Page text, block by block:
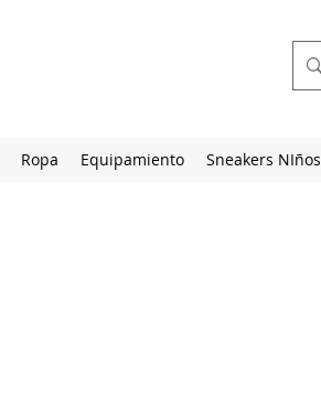
Ropa Equipamiento Sneakers NIños